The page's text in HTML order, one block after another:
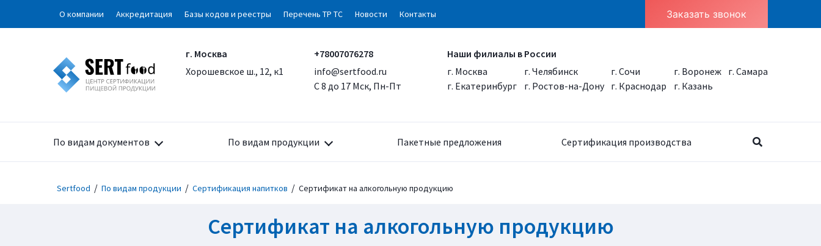
О компании Аккредитация Базы кодов и реестры Перечень ТР ТС Новости Контакты Заказать звонок
г. Москва
Хорошевское ш., 12, к1
+78007076278
info@sertfood.ru
С 8 до 17 Мск, Пн-Пт
Наши филиалы в России
г. Москва
г. Екатеринбург
г. Челябинск
г. Ростов-на-Дону
г. Сочи
г. Краснодар
г. Воронеж
г. Казань
г. Самара
По видам документов По видам продукции Пакетные предложения Сертификация производства
Sertfood / По видам продукции / Сертификация напитков / Сертификат на алкогольную продукцию
Сертификат на алкогольную продукцию